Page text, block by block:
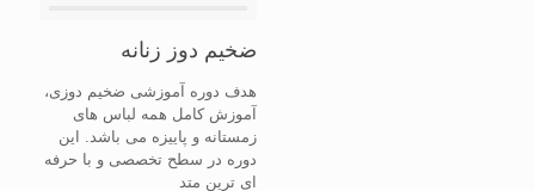
ضخیم دوز زنانه
هدف دوره آموزشی ضخیم دوزی،
آموزش کامل همه لباس های
زمستانه و پاییزه می باشد. این
دوره در سطح تخصصی و با حرفه
ای ترین متد